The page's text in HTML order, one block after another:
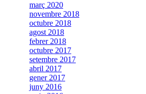
març 2020
novembre 2018
octubre 2018
agost 2018
febrer 2018
octubre 2017
setembre 2017
abril 2017
gener 2017
juny 2016